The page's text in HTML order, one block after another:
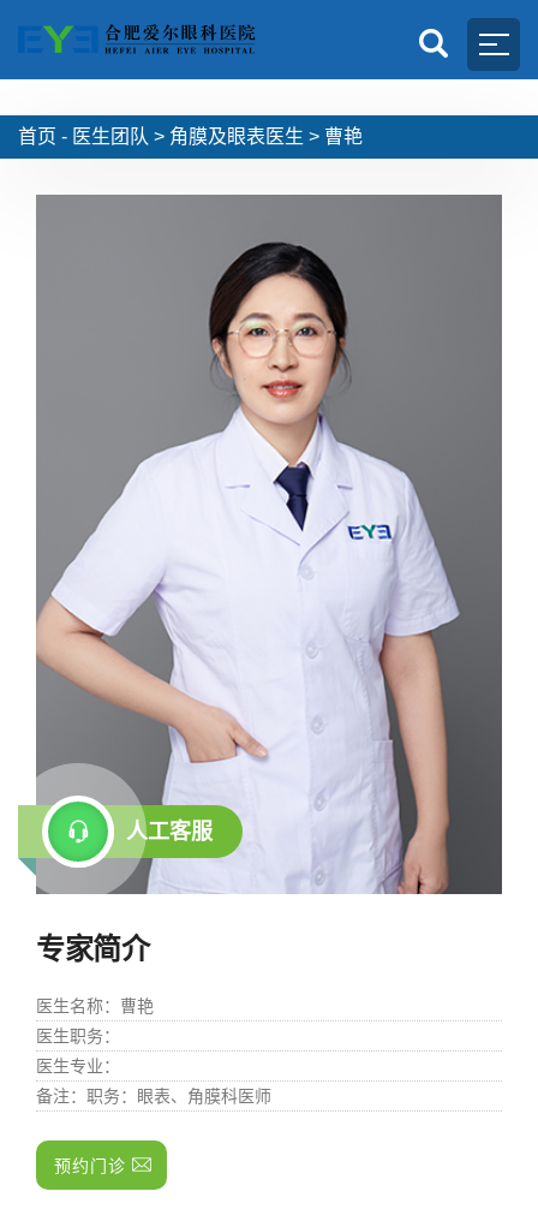
首页 - 医生团队 > 角膜及眼表医生 > 曹艳
人工客服
专家简介
医生名称：曹艳
医生职务：
医生专业：
备注：职务：眼表、角膜科医师
预约门诊